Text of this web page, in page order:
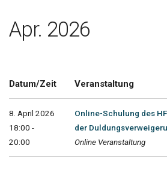
Apr. 2026
Datum/Zeit Veranstaltung
8. April 2026
18:00 -
20:00
Online-Schulung des
der
Online Veranstaltung